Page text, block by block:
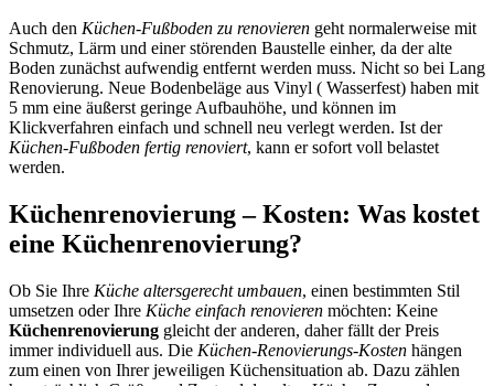
Auch den Küchen-Fußboden zu renovieren geht normalerweise mit
Schmutz, Lärm und einer störenden Baustelle einher, da der alte
Boden zunächst aufwendig entfernt werden muss. Nicht so bei Lang
Renovierung. Neue Bodenbeläge aus Vinyl ( Wasserfest) haben mit
5 mm eine äußerst geringe Aufbauhöhe, und können im
Klickverfahren einfach und schnell neu verlegt werden. Ist der
Küchen-Fußboden fertig renoviert, kann er sofort voll belastet
werden.
Küchenrenovierung – Kosten: Was kostet
eine Küchenrenovierung?
Ob Sie Ihre Küche altersgerecht umbauen, einen bestimmten Stil
umsetzen oder Ihre Küche einfach renovieren möchten: Keine
Küchenrenovierung gleicht der anderen, daher fällt der Preis
immer individuell aus. Die Küchen-Renovierungs-Kosten hängen
zum einen von Ihrer jeweiligen Küchensituation ab. Dazu zählen